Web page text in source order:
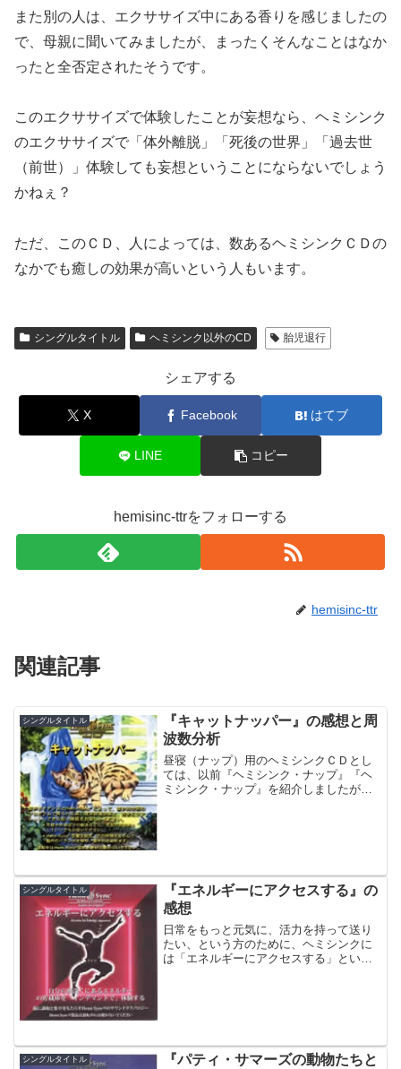
また別の人は、エクササイズ中にある香りを感じましたの
で、母親に聞いてみましたが、まったくそんなことはなか
ったと全否定されたそうです。
このエクササイズで体験したことが妄想なら、ヘミシンク
のエクササイズで「体外離脱」「死後の世界」「過去世
（前世）」体験しても妄想ということにならないでしょう
かねぇ？
ただ、このＣＤ、人によっては、数あるヘミシンクＣＤの
なかでも癒しの効果が高いという人もいます。
シングルタイトル ヘミシンク以外のCD 胎児退行
シェアする
X Facebook はてブ
LINE コピー
hemisinc-ttrをフォローする
hemisinc-ttr
関連記事
シングルタイトル
『キャットナッパー』の感想と周
波数分析
昼寝（ナップ）用のヘミシンクＣＤとし
ては、以前『ヘミシンク・ナップ』『ヘ
ミシンク・ナップ』を紹介しましたが、
シングルタイトル
『エネルギーにアクセスする』の
感想
日常をもっと元気に、活力を持って送り
たい、という方のために、ヘミシンクに
は「エネルギーにアクセスする」という
シングルタイトル
『パティ・サマーズの動物たちと